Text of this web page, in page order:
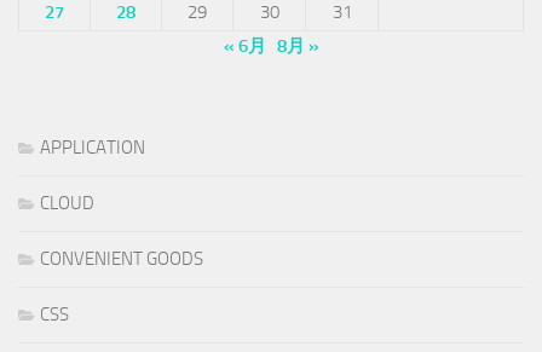
27
28 29 30
31
« 6月
8月 »
APPLICATION
CLOUD
CONVENIENT GOODS
CSS